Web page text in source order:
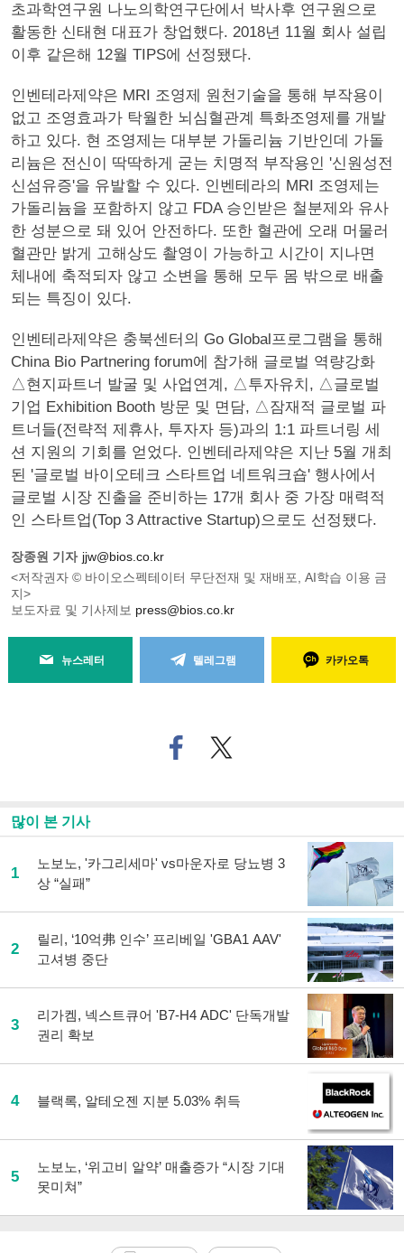
초과학연구원 나노의학연구단에서 박사후 연구원으로
활동한 신태현 대표가 창업했다. 2018년 11월 회사 설립
이후 같은해 12월 TIPS에 선정됐다.
인벤테라제약은 MRI 조영제 원천기술을 통해 부작용이
없고 조영효과가 탁월한 뇌심혈관계 특화조영제를 개발
하고 있다. 현 조영제는 대부분 가돌리늄 기반인데 가돌
리늄은 전신이 딱딱하게 굳는 치명적 부작용인 '신원성전
신섬유증'을 유발할 수 있다. 인벤테라의 MRI 조영제는
가돌리늄을 포함하지 않고 FDA 승인받은 철분제와 유사
한 성분으로 돼 있어 안전하다. 또한 혈관에 오래 머물러
혈관만 밝게 고해상도 촬영이 가능하고 시간이 지나면
체내에 축적되자 않고 소변을 통해 모두 몸 밖으로 배출
되는 특징이 있다.
인벤테라제약은 충북센터의 Go Global프로그램을 통해
China Bio Partnering forum에 참가해 글로벌 역량강화
△현지파트너 발굴 및 사업연계, △투자유치, △글로벌
기업 Exhibition Booth 방문 및 면담, △잠재적 글로벌 파
트너들(전략적 제휴사, 투자자 등)과의 1:1 파트너링 세
션 지원의 기회를 얻었다. 인벤테라제약은 지난 5월 개최
된 '글로벌 바이오테크 스타트업 네트워크숍' 행사에서
글로벌 시장 진출을 준비하는 17개 회사 중 가장 매력적
인 스타트업(Top 3 Attractive Startup)으로도 선정됐다.
장종원 기자 jjw@bios.co.kr
<저작권자 © 바이오스펙테이터 무단전재 및 재배포, AI학습 이용 금
지>
보도자료 및 기사제보 press@bios.co.kr
뉴스레터 텔레그램 카카오톡
페
이
기
사
공
트위
터로
많이 본 기사
1
노보노, '카그리세마' vs마운자로 당뇨병 3
상 “실패”
2
릴리, ‘10억弗 인수’ 프리베일 'GBA1 AAV'
고셔병 중단
3
리가켐, 넥스트큐어 'B7-H4 ADC' 단독개발
권리 확보
4 블랙록, 알테오젠 지분 5.03% 취득
5
노보노, ‘위고비 알약’ 매출증가 “시장 기대
못미쳐”